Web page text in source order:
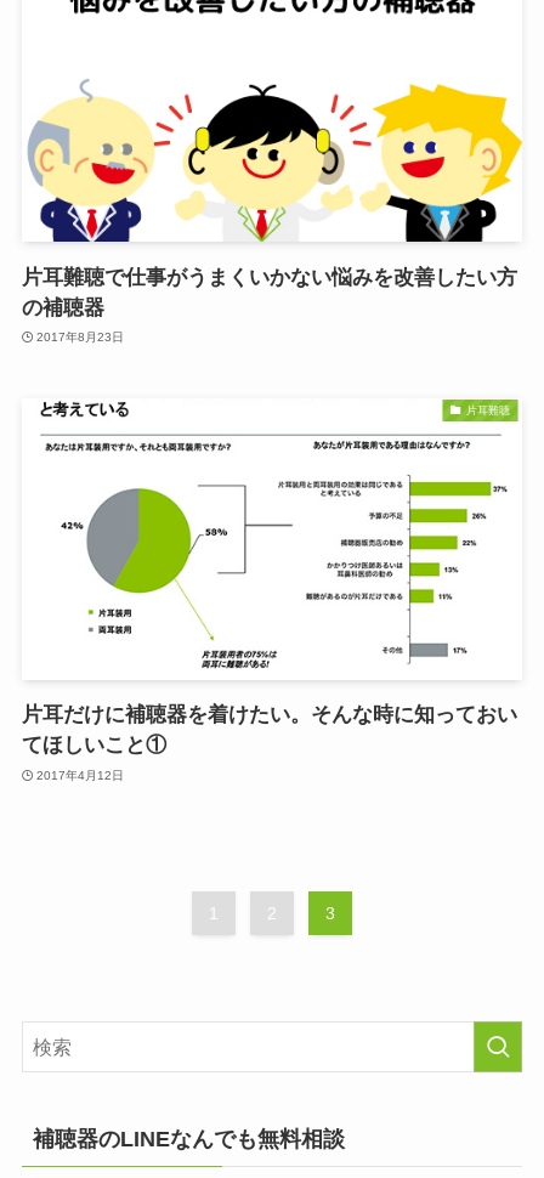
片耳難聴で仕事がうまくいかない悩みを改善したい方
の補聴器
2017年8月23日
片耳難聴
片耳だけに補聴器を着けたい。そんな時に知っておい
てほしいこと①
2017年4月12日
1 2 3
補聴器のLINEなんでも無料相談